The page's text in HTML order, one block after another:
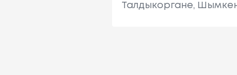
Талдыкоргане,